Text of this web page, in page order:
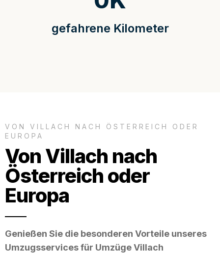
gefahrene Kilometer
VON VILLACH NACH ÖSTERREICH ODER
EUROPA
Von Villach nach
Österreich oder
Europa
Genießen Sie die besonderen Vorteile unseres
Umzugsservices für Umzüge Villach